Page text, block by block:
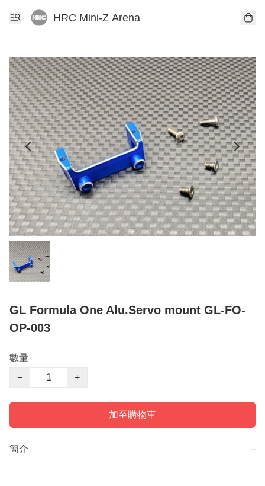
HRC Mini-Z Arena
GL Formula One Alu.Servo mount GL-FO-
OP-003
數量
−
+
加至購物車
簡介 −